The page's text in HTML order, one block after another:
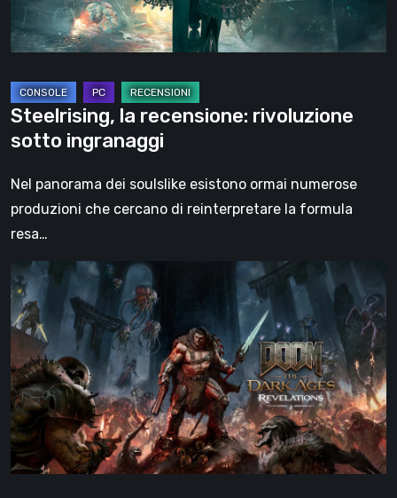
Steelrising, la recensione: rivoluzione
sotto ingranaggi
Nel panorama dei soulslike esistono ormai numerose
produzioni che cercano di reinterpretare la formula
resa…
DOOM:
The
Dark
Ages
–
Revelations,
la
recensione
|